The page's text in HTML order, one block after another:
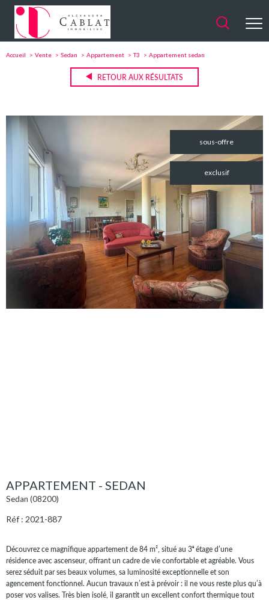
Accueil Vente Sedan Appartement T3 Appartement sedan
RETOUR AUX RÉSULTATS
sous-offre
exclusif
APPARTEMENT - SEDAN
Sedan (08200)
Réf : 2021-887
Découvrez ce magnifique appartement de 84 m², situé au 3ᵉ étage d’une
résidence avec ascenseur, offrant un cadre de vie confortable et agréable. Vous
serez séduit par ses beaux volumes, sa luminosité exceptionnelle et son
agencement fonctionnel. Aucun travaux n’est à prévoir : il ne vous reste plus qu’à
poser vos valises. Très bien isolé, il garantit un excellent confort thermique tout